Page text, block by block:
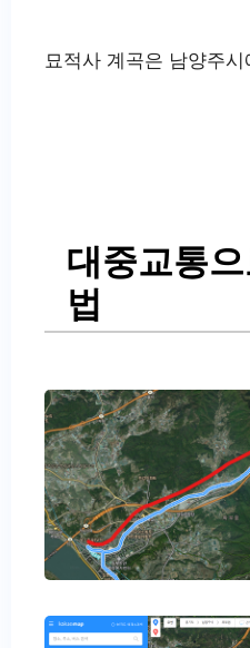
묘적사 계곡은 남양주
대중교통
법